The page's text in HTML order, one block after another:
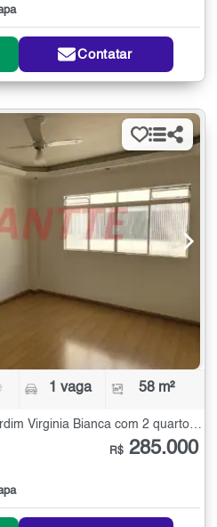
Contatar
1 vaga 58 m²
Apartamento à Venda no Jardim Virginia Bianca com 2 quartos - 58 m²
R$ 285.000